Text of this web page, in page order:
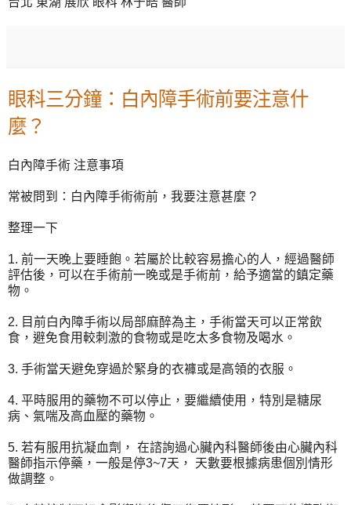
眼科三分鐘：白內障手術前要注意什
麼？
白內障手術 注意事項
常被問到：白內障手術術前，我要注意甚麼 ?
整理一下
1. 前一天晚上要睡飽。若屬於比較容易擔心的人，經過醫師
評估後，可以在手術前一晚或是手術前，給予適當的鎮定藥
物。
2. 目前白內障手術以局部麻醉為主，手術當天可以正常飲
食，避免食用較刺激的食物或是吃太多食物及喝水。
3. 手術當天避免穿過於緊身的衣褲或是高領的衣服。
4. 平時服用的藥物不可以停止，要繼續使用，特別是糖尿
病、氣喘及高血壓的藥物。
5. 若有服用抗凝血劑， 在諮詢過心臟內科醫師後由心臟內科
醫師指示停藥，一般是停3~7天， 天數要根據病患個別情形
做調整。